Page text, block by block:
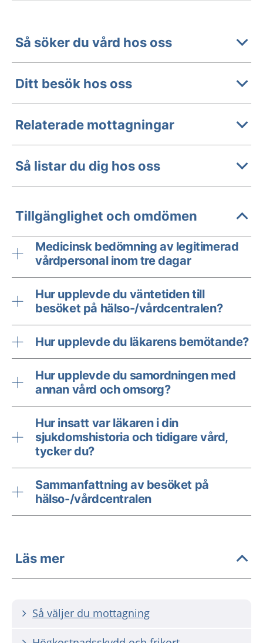
Så söker du vård hos oss
Ditt besök hos oss
Relaterade mottagningar
Så listar du dig hos oss
Tillgänglighet och omdömen
Medicinsk bedömning av legitimerad
vårdpersonal inom tre dagar
Hur upplevde du väntetiden till
besöket på hälso-/vårdcentralen?
Hur upplevde du läkarens bemötande?
Hur upplevde du samordningen med
annan vård och omsorg?
Hur insatt var läkaren i din
sjukdomshistoria och tidigare vård,
tycker du?
Sammanfattning av besöket på
hälso-/vårdcentralen
Läs mer
Så väljer du mottagning